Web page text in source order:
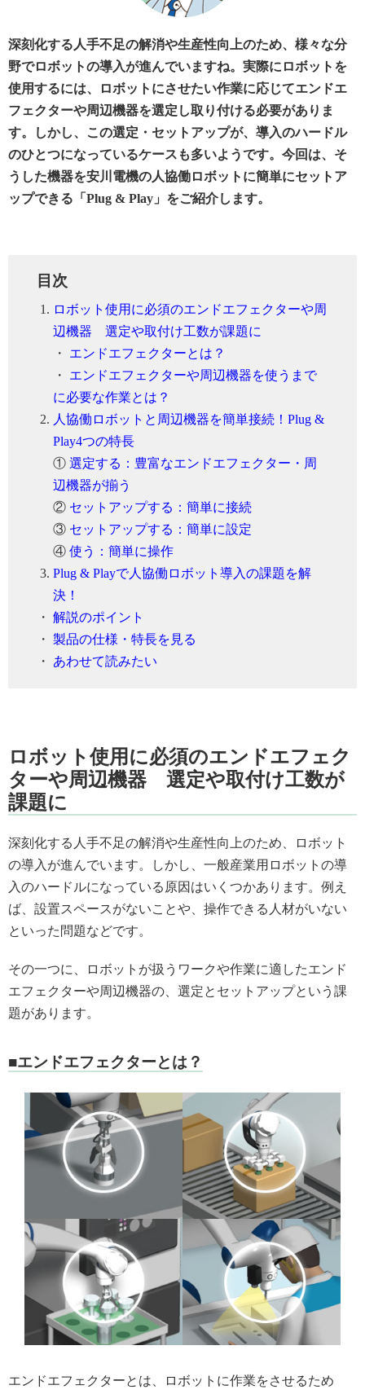
深刻化する人手不足の解消や生産性向上のため、様々な分
野でロボットの導入が進んでいますね。実際にロボットを
使用するには、ロボットにさせたい作業に応じてエンドエ
フェクターや周辺機器を選定し取り付ける必要がありま
す。しかし、この選定・セットアップが、導入のハードル
のひとつになっているケースも多いようです。今回は、そ
うした機器を安川電機の人協働ロボットに簡単にセットア
ップできる「Plug & Play」をご紹介します。
目次
ロボット使用に必須のエンドエフェクターや周
辺機器 選定や取付け工数が課題に
・ エンドエフェクターとは？
・ エンドエフェクターや周辺機器を使うまで
に必要な作業とは？
人協働ロボットと周辺機器を簡単接続！Plug &
Play4つの特長
① 選定する：豊富なエンドエフェクター・周
辺機器が揃う
② セットアップする：簡単に接続
③ セットアップする：簡単に設定
④ 使う：簡単に操作
Plug & Playで人協働ロボット導入の課題を解
決！
・ 解説のポイント
・ 製品の仕様・特長を見る
・ あわせて読みたい
ロボット使用に必須のエンドエフェク
ターや周辺機器 選定や取付け工数が
課題に
深刻化する人手不足の解消や生産性向上のため、ロボット
の導入が進んでいます。しかし、一般産業用ロボットの導
入のハードルになっている原因はいくつかあります。例え
ば、設置スペースがないことや、操作できる人材がいない
といった問題などです。
その一つに、ロボットが扱うワークや作業に適したエンド
エフェクターや周辺機器の、選定とセットアップという課
題があります。
■エンドエフェクターとは？
エンドエフェクターとは、ロボットに作業をさせるため